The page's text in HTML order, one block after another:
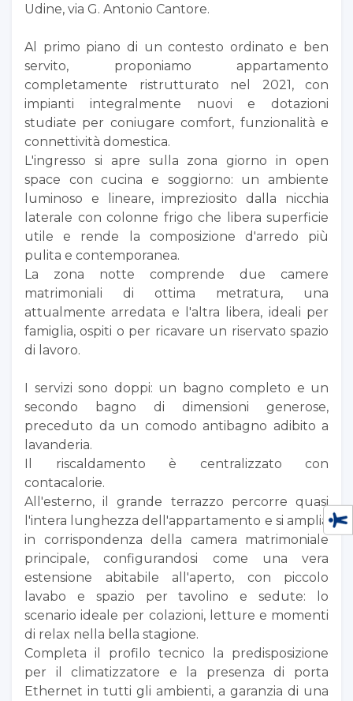
Udine, via G. Antonio Cantore.
Al primo piano di un contesto ordinato e ben
servito, proponiamo appartamento
completamente ristrutturato nel 2021, con
impianti integralmente nuovi e dotazioni
studiate per coniugare comfort, funzionalità e
connettività domestica.
L'ingresso si apre sulla zona giorno in open
space con cucina e soggiorno: un ambiente
luminoso e lineare, impreziosito dalla nicchia
laterale con colonne frigo che libera superficie
utile e rende la composizione d'arredo più
pulita e contemporanea.
La zona notte comprende due camere
matrimoniali di ottima metratura, una
attualmente arredata e l'altra libera, ideali per
famiglia, ospiti o per ricavare un riservato spazio
di lavoro.
I servizi sono doppi: un bagno completo e un
secondo bagno di dimensioni generose,
preceduto da un comodo antibagno adibito a
lavanderia.
Il riscaldamento è centralizzato con
contacalorie.
All'esterno, il grande terrazzo percorre quasi
l'intera lunghezza dell'appartamento e si amplia
in corrispondenza della camera matrimoniale
principale, configurandosi come una vera
estensione abitabile all'aperto, con piccolo
lavabo e spazio per tavolino e sedute: lo
scenario ideale per colazioni, letture e momenti
di relax nella bella stagione.
Completa il profilo tecnico la predisposizione
per il climatizzatore e la presenza di porta
Ethernet in tutti gli ambienti, a garanzia di una